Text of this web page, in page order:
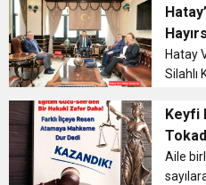
DUYURUSU
21:40 CEYLANDERE’DE
KARAÇAY’A SEVGİ SELİ
18:22 BAŞKAN SAMİ
GÖNÜLLERE DOKUNAN
...
Hatay
Silahlı
Zehra
Berat
Keyfi
Aile